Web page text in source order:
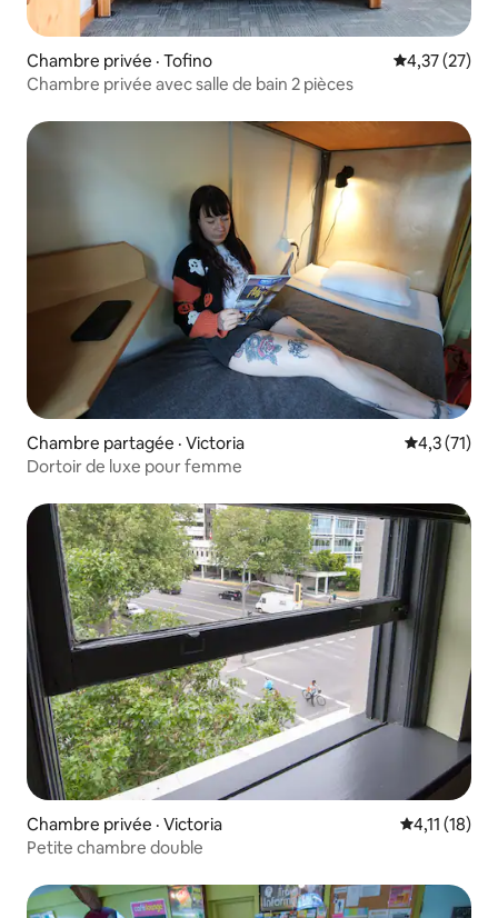
Chambre privée · Tofino Note
4,37 (27)
Chambre privée avec salle de bain 2 pièces
Chambre partagée · Victoria Note
4,3 (71)
Dortoir de luxe pour femme
Chambre privée · Victoria Note
4,11 (18)
Petite chambre double